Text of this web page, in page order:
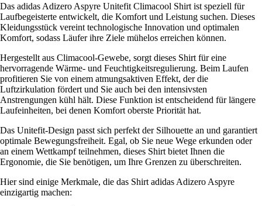
Das adidas Adizero Aspyre Unitefit Climacool Shirt ist speziell für
Laufbegeisterte entwickelt, die Komfort und Leistung suchen. Dieses
Kleidungsstück vereint technologische Innovation und optimalen
Komfort, sodass Läufer ihre Ziele mühelos erreichen können.
Hergestellt aus Climacool-Gewebe, sorgt dieses Shirt für eine
hervorragende Wärme- und Feuchtigkeitsregulierung. Beim Laufen
profitieren Sie von einem atmungsaktiven Effekt, der die
Luftzirkulation fördert und Sie auch bei den intensivsten
Anstrengungen kühl hält. Diese Funktion ist entscheidend für längere
Laufeinheiten, bei denen Komfort oberste Priorität hat.
Das Unitefit-Design passt sich perfekt der Silhouette an und garantiert
optimale Bewegungsfreiheit. Egal, ob Sie neue Wege erkunden oder
an einem Wettkampf teilnehmen, dieses Shirt bietet Ihnen die
Ergonomie, die Sie benötigen, um Ihre Grenzen zu überschreiten.
Hier sind einige Merkmale, die das Shirt adidas Adizero Aspyre
einzigartig machen: